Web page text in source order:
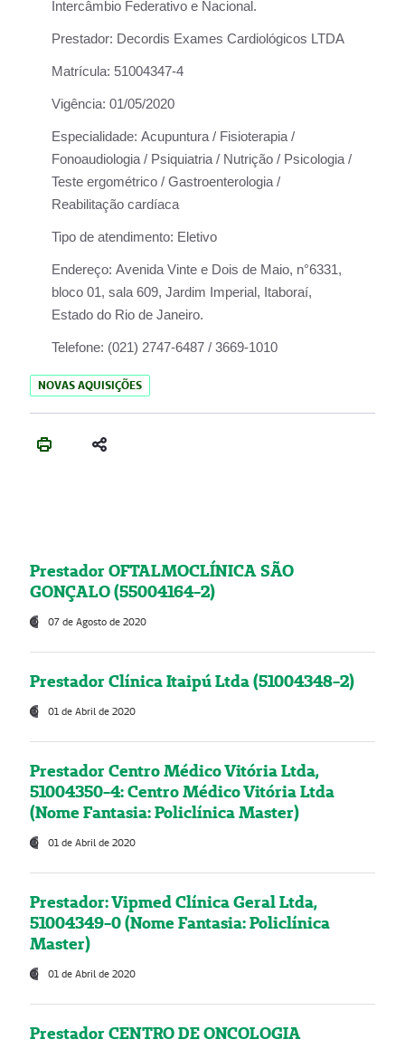
Intercâmbio Federativo e Nacional.
Prestador: Decordis Exames Cardiológicos LTDA
Matrícula: 51004347-4
Vigência: 01/05/2020
Especialidade: Acupuntura / Fisioterapia /
Fonoaudiologia / Psiquiatria / Nutrição / Psicologia /
Teste ergométrico / Gastroenterologia /
Reabilitação cardíaca
Tipo de atendimento: Eletivo
Endereço: Avenida Vinte e Dois de Maio, n°6331,
bloco 01, sala 609, Jardim Imperial, Itaboraí,
Estado do Rio de Janeiro.
Telefone: (021) 2747-6487 / 3669-1010
NOVAS AQUISIÇÕES
Prestador OFTALMOCLÍNICA SÃO
GONÇALO (55004164-2)
07 de Agosto de 2020
Prestador Clínica Itaipú Ltda (51004348-2)
01 de Abril de 2020
Prestador Centro Médico Vitória Ltda,
51004350-4: Centro Médico Vitória Ltda
(Nome Fantasia: Policlínica Master)
01 de Abril de 2020
Prestador: Vipmed Clínica Geral Ltda,
51004349-0 (Nome Fantasia: Policlínica
Master)
01 de Abril de 2020
Prestador CENTRO DE ONCOLOGIA